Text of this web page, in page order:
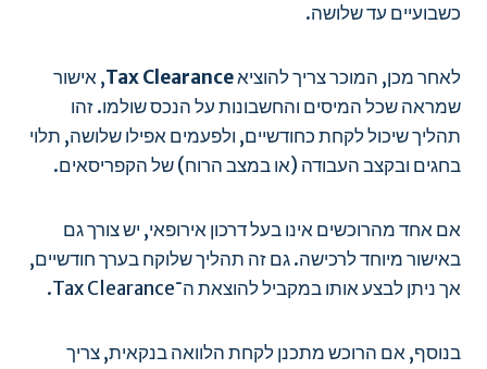
כשבועיים עד שלושה.
לאחר מכן, המוכר צריך להוציאTax Clearance, אישור
שמראה שכל המיסים והחשבונות על הנכס שולמו. זהו
תהליך שיכול לקחת כחודשיים, ולפעמים אפילו שלושה, תלוי
בחגים ובקצב העבודה (או במצב הרוח) של הקפריסאים.
אם אחד מהרוכשים אינו בעל דרכון אירופאי, יש צורך גם
באישור מיוחד לרכישה. גם זה תהליך שלוקח בערך חודשיים,
אך ניתן לבצע אותו במקביל להוצאת ה־Tax Clearance.
בנוסף, אם הרוכש מתכנן לקחת הלוואה בנקאית, צריך